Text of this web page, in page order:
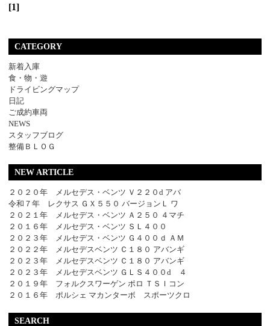
[1]
CATEGORY
新着入庫
食・物・遊
ドライビングマップ
日記
ご成約車両
NEWS
スタッフブログ
整備ＢＬＯＧ
NEW ARTICLE
２０２０年 メルセデス・ベンツ Ｖ２２０d アバ
令和７年 レクサス ＧＸ５５０ バージョンＬ ワ
２０２１年 メルセデス・ベンツ Ａ２５０ ４マチ
２０１６年 メルセデス・ベンツ ＳＬ４００
２０２３年 メルセデス・ベンツ Ｇ４００ｄ ＡＭ
２０２２年 メルセデスベンツ Ｃ１８０ アバンギ
２０２３年 メルセデスベンツ Ｃ１８０ アバンギ
２０２３年 メルセデスベンツ ＧＬＳ４００d ４
２０１９年 フォルクスワーゲン ポロ ＴＳＩコン
２０１６年 ポルシェ マカンターボ スポーツクロ
SEARCH